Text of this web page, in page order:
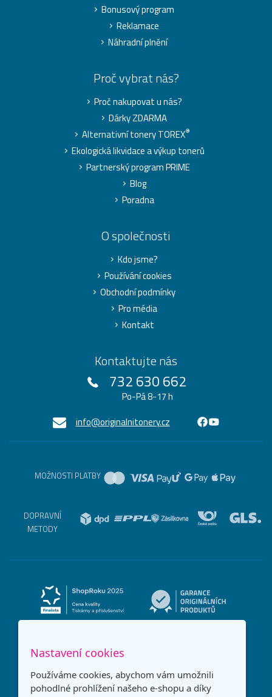
Bonusový program
Reklamace
Náhradní plnění
Proč vybrat nás?
Proč nakupovat u nás?
Dárky ZDARMA
Alternativní tonery TOREX®
Ekologická likvidace a výkup tonerů
Partnerský program PRIME
Blog
Poradna
O společnosti
Kdo jsme?
Používání cookies
Obchodní podmínky
Pro média
Kontakt
Kontaktujte nás
732 630 662
Po-Pá 8-17 h
info@originalnitonery.cz
MOŽNOSTI PLATBY
DOPRAVNÍ
METODY
Nastavení cookies
Používáme cookies, abychom vám umožnili
pohodlné prohlížení našeho e-shopu a díky